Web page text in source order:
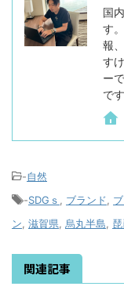
国
す
報
す
ー
です
-自然
-SDGｓ , ブランド,
ン, 滋賀県, 烏丸半島,
関連記事